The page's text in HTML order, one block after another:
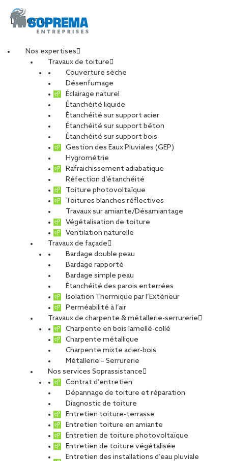
Menu
Nos expertises
Travaux de toiture
Couverture sèche
Désenfumage
Éclairage naturel
Étanchéité liquide
Étanchéité sur support acier
Étanchéité sur support béton
Étanchéité sur support bois
Gestion des Eaux Pluviales (GEP)
Hygrométrie
Rafraichissement adiabatique
Réfection d’étanchéité
Toiture photovoltaïque
Toitures blanches réflectives
Travaux sur amiante/Désamiantage
Végétalisation de toiture
Ventilation naturelle
Travaux de façade
Bardage double peau
Bardage rapporté
Bardage simple peau
Étanchéité des parois enterrées
Isolation Thermique par l’Extérieur
Perméabilité à l’air
Travaux de charpente & métallerie-serrurerie
Charpente en bois lamellé-collé
Charpente métallique
Charpente mixte acier-bois
Métallerie – Serrurerie
Nos services Soprassistance
Contrat d’entretien
Dépannage de toiture et réparation
Diagnostic de toiture
Entretien toiture-terrasse
Entretien toiture en amiante
Entretien de toiture photovoltaïque
Entretien de toiture végétalisée
Entretien des installations d’eau pluviale